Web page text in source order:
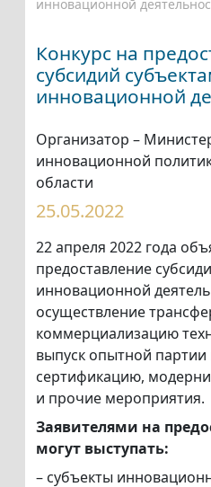
инновационной
Конкурс на
субсидий
инновационной
Организатор –
инновационной
области
25.05.2022
22 апреля 2022 года
предоставление
инновационной
осуществление
коммерциализацию
выпуск опытной партии
сертификацию,
и прочие мероприятия.
Заявителями на
могут выступать:
– субъекты